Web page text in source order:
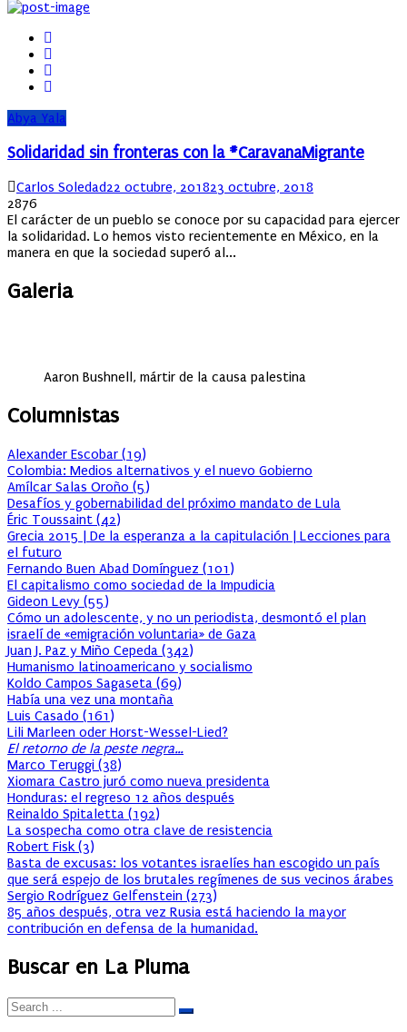
Abya Yala
Solidaridad sin fronteras con la #CaravanaMigrante
Author
Carlos SoledadPosted
22 octubre, 201823 octubre, 2018
2876
El carácter de un pueblo se conoce por su capacidad para ejercer
la solidaridad. Lo hemos visto recientemente en México, en la
manera en que la sociedad superó al...
Galeria
Aaron Bushnell, mártir de la causa palestina
Columnistas
Alexander Escobar (19)
Colombia: Medios alternativos y el nuevo Gobierno
Amílcar Salas Oroño (5)
Desafíos y gobernabilidad del próximo mandato de Lula
Éric Toussaint (42)
Grecia 2015 | De la esperanza a la capitulación | Lecciones para
el futuro
Fernando Buen Abad Domínguez (101)
El capitalismo como sociedad de la Impudicia
Gideon Levy (55)
Cómo un adolescente, y no un periodista, desmontó el plan
israelí de «emigración voluntaria» de Gaza
Juan J. Paz y Miño Cepeda (342)
Humanismo latinoamericano y socialismo
Koldo Campos Sagaseta (69)
Había una vez una montaña
Luis Casado (161)
Lili Marleen oder Horst-Wessel-Lied?
El retorno de la peste negra…
Marco Teruggi (38)
Xiomara Castro juró como nueva presidenta
Honduras: el regreso 12 años después
Reinaldo Spitaletta (192)
La sospecha como otra clave de resistencia
Robert Fisk (3)
Basta de excusas: los votantes israelíes han escogido un país
que será espejo de los brutales regímenes de sus vecinos árabes
Sergio Rodríguez Gelfenstein (273)
85 años después, otra vez Rusia está haciendo la mayor
contribución en defensa de la humanidad.
Buscar en La Pluma